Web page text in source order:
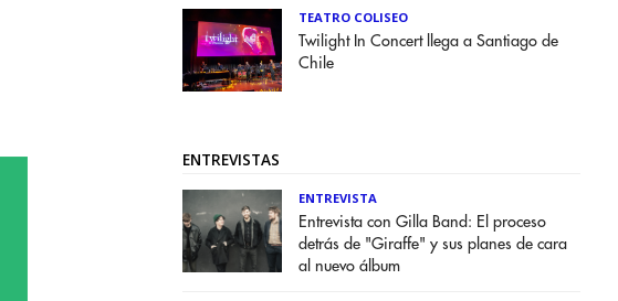
TEATRO COLISEO
Twilight In Concert llega a Santiago de
Chile
ENTREVISTAS
ENTREVISTA
Entrevista con Gilla Band: El proceso
detrás de "Giraffe" y sus planes de cara
al nuevo álbum